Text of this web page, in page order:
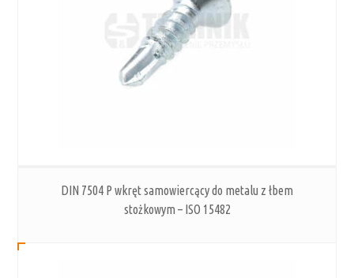
DIN 7504 P wkręt samowiercący do metalu z łbem
stożkowym – ISO 15482